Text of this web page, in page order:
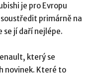
je pro Evropu
primárně na
se jí daří nejlépe.
který se
novinek. Které to